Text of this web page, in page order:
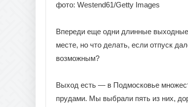
фото: Westend61/Getty Images
Впереди еще одни длинные
месте, но что делать, если отпуск
возможным?
Выход есть — в Подмосковье
прудами. Мы выбрали пять из них,